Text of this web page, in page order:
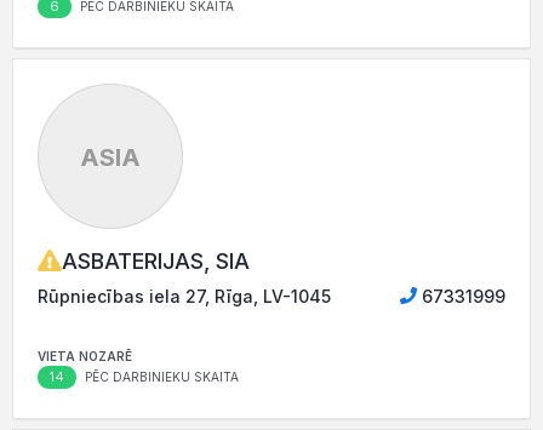
6 PĒC DARBINIEKU SKAITA
ASIA
ASBATERIJAS, SIA
Rūpniecības iela 27, Rīga, LV-1045 67331999
VIETA NOZARĒ
14 PĒC DARBINIEKU SKAITA